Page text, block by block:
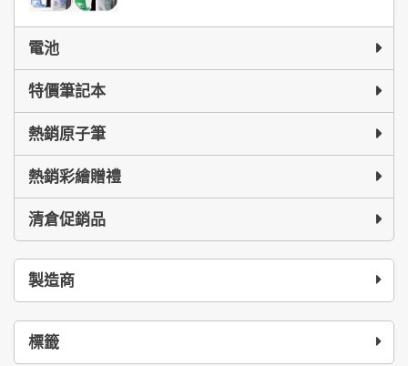
電池
特價筆記本
熱銷原子筆
熱銷彩繪贈禮
清倉促銷品
製造商
標籤